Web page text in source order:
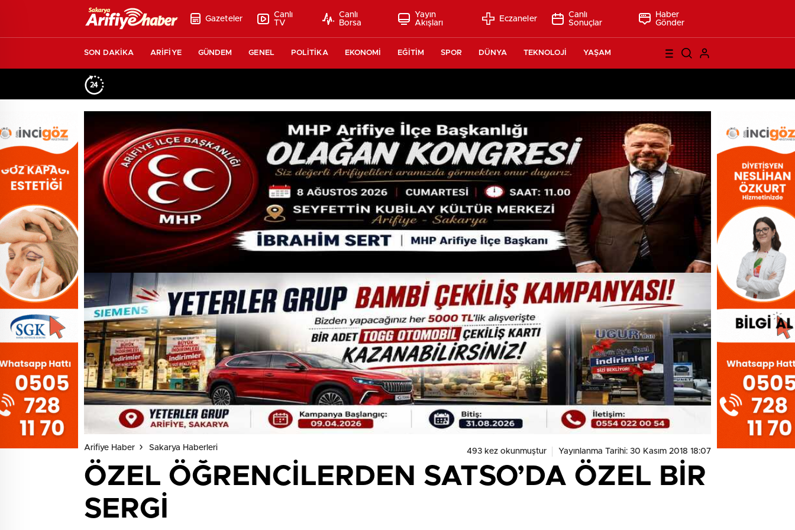
Gazeteler
Canlı
TV
Canlı
Borsa
Yayın
Akışları
Eczaneler
Canlı
Sonuçlar
Haber
Gönder
SON DAKİKA ARİFİYE GÜNDEM GENEL POLİTİKA EKONOMİ EĞİTİM SPOR DÜNYA TEKNOLOJİ YAŞAM
Arifiye Haber Sakarya Haberleri 493 kez okunmuştur Yayınlanma Tarihi: 30 Kasım 2018 18:07
ÖZEL ÖĞRENCİLERDEN SATSO’DA ÖZEL BİR
SERGİ